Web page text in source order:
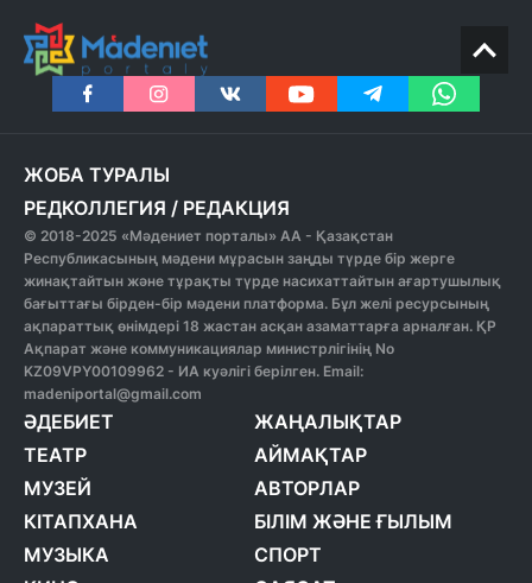
ЖОБА ТУРАЛЫ
РЕДКОЛЛЕГИЯ / РЕДАКЦИЯ
© 2018-2025 «Мәдениет порталы» АА - Қазақстан
Республикасының мәдени мұрасын заңды түрде бір жерге
жинақтайтын және тұрақты түрде насихаттайтын ағартушылық
бағыттағы бірден-бір мәдени платформа. Бұл желі ресурсының
ақпараттық өнімдері 18 жастан асқан азаматтарға арналған. ҚР
Ақпарат және коммуникациялар министрлігінің No
KZ09VPY00109962 - ИА куәлігі берілген. Email:
madeniportal@gmail.com
ӘДЕБИЕТ
ТЕАТР
МУЗЕЙ
КІТАПХАНА
МУЗЫКА
ЖАҢАЛЫҚТАР
АЙМАҚТАР
АВТОРЛАР
БІЛІМ ЖӘНЕ ҒЫЛЫМ
СПОРТ